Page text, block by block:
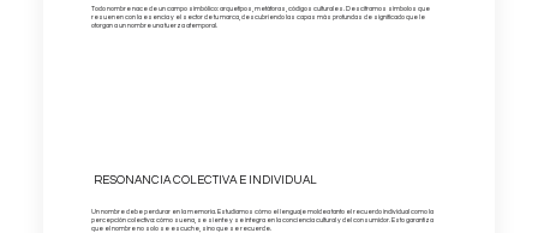
Todo nombre nace de un campo simbólico: arquetipos, metáforas, códigos culturales. Desciframos símbolos que
resuenen con la esencia y el sector de tu marca, descubriendo las capas más profundas de significado que le
otorgan a un nombre una fuerza atemporal.
RESONANCIA COLECTIVA E INDIVIDUAL
Un nombre debe perdurar en la memoria. Estudiamos cómo el lenguaje moldea tanto el recuerdo individual como la
percepción colectiva: cómo suena, se siente y se integra en la conciencia cultural y del consumidor. Esto garantiza
que el nombre no solo se escuche, sino que se recuerde.